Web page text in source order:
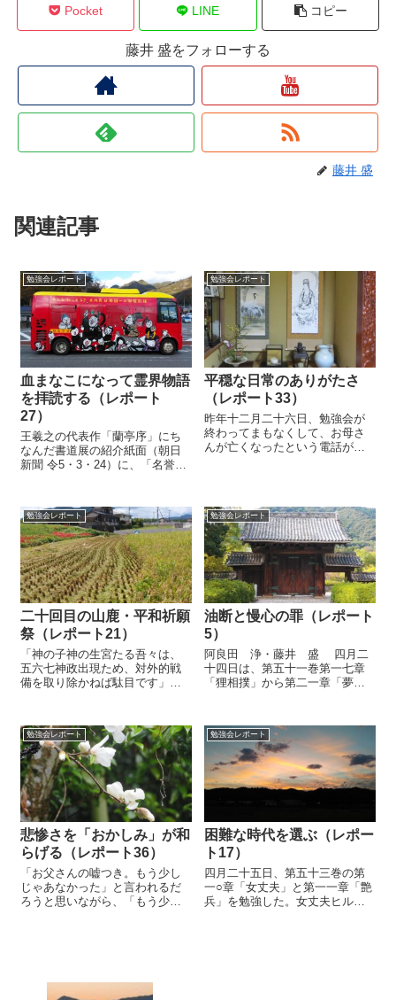
Pocket LINE コピー
藤井 盛をフォローする
藤井 盛
関連記事
勉強会レポート
血まなこになって霊界物語
を拝読する（レポート
27）
王羲之の代表作「蘭亭序」にち
なんだ書道展の紹介紙面（朝日
新聞 令5・3・24）に、「名誉顧
もに、大本を弾圧した京都府特
高課長杭迫軍二氏の子でもあ
る。 ○ 出口聖師が、第二次弾
圧事件に...
勉強会レポート
平穏な日常のありがたさ
（レポート33）
昨年十二月二十六日、勉強会が
終わってまもなくして、お母さ
んが亡くなったという電話が入
世界」誌平成二十七年七月号）
を語っていただ...
勉強会レポート
二十回目の山鹿・平和祈願
祭（レポート21）
「神の子神の生宮たる吾々は、
五六七神政出現ため、対外的戦
備を取り除かねば駄目です」
決定で憲法解釈を変更し、「軍
隊として戦争することになる」
という、従前認められていなか
った集団的自衛権の行使を一部
容認した。
勉強会レポート
油断と慢心の罪（レポート
5）￼
阿良田 浄・藤井 盛 四月二
十四日は、第五十一巻第一七章
「狸相撲」から第二一章「夢物
公と初公が、妖幻坊の妖術に欺
されて豆狸たちと相撲をとって
いると、ランチ将軍に仕えてい
たケースが...
勉強会レポート
悲惨さを「おかしみ」が和
らげる（レポート36）
「お父さんの嘘つき。もう少し
じゃあなかった」と言われるだ
ろうと思いながら、「もう少
たと思うが、下山...
勉強会レポート
困難な時代を選ぶ（レポー
ト17）
四月二十五日、第五十三巻の第
一○章「女丈夫」と第一一章「艶
兵」を勉強した。女丈夫ヒルナ